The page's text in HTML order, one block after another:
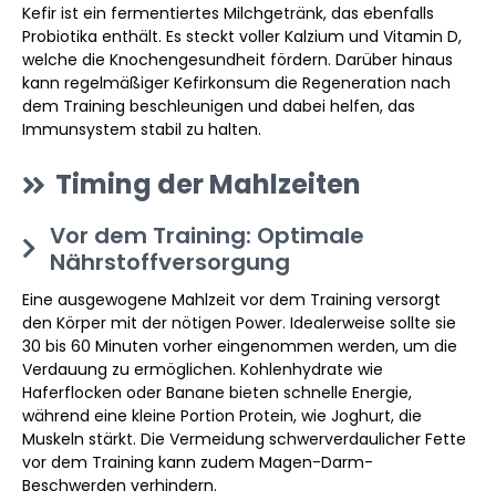
Kefir ist ein fermentiertes Milchgetränk, das ebenfalls
Probiotika enthält. Es steckt voller Kalzium und Vitamin D,
welche die Knochengesundheit fördern. Darüber hinaus
kann regelmäßiger Kefirkonsum die Regeneration nach
dem Training beschleunigen und dabei helfen, das
Immunsystem stabil zu halten.
Timing der Mahlzeiten
Vor dem Training: Optimale
Nährstoffversorgung
Eine ausgewogene Mahlzeit vor dem Training versorgt
den Körper mit der nötigen Power. Idealerweise sollte sie
30 bis 60 Minuten vorher eingenommen werden, um die
Verdauung zu ermöglichen. Kohlenhydrate wie
Haferflocken oder Banane bieten schnelle Energie,
während eine kleine Portion Protein, wie Joghurt, die
Muskeln stärkt. Die Vermeidung schwerverdaulicher Fette
vor dem Training kann zudem Magen-Darm-
Beschwerden verhindern.